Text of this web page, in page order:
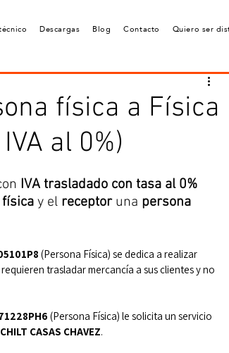
Descargas Blog Contacto Quiero ser
física a Física
al 0%)
IVA trasladado con tasa al 0%
y el receptor una persona
(Persona Física) se dedica a realizar
trasladar mercancía a sus clientes y no
(Persona Física) le solicita un servicio
CASAS CHAVEZ.